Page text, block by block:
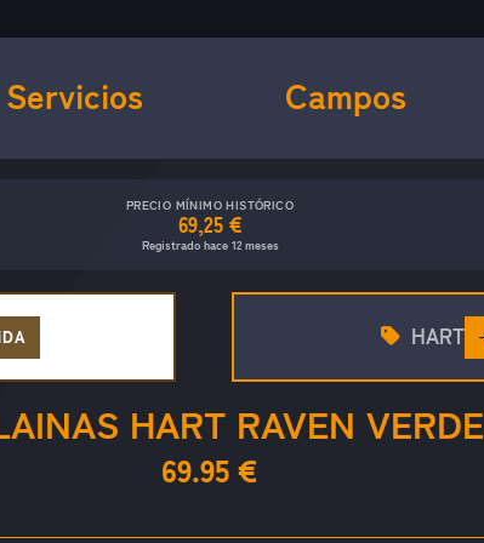
Servicios Campos
PRECIO MÍNIMO HISTÓRICO
69,25 €
Registrado hace 12 meses
HART RAVEN VERDE
69.95 €
HART